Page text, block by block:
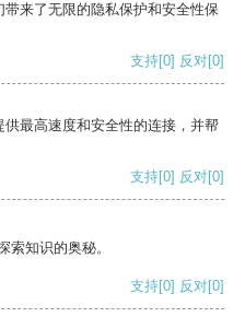
来了无限的隐私保护和安全性保
支持[0] 反对[0]
最高速度和安全性的连接，并帮
支持[0] 反对[0]
索知识的奥秘。
支持[0] 反对[0]